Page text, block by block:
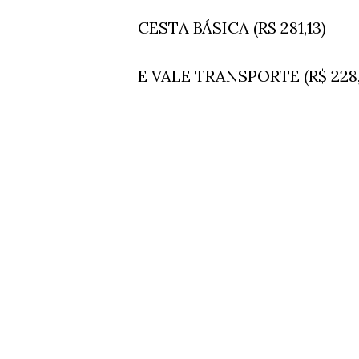
CESTA BÁSICA (R$ 281,13)
E VALE TRANSPORTE (R$